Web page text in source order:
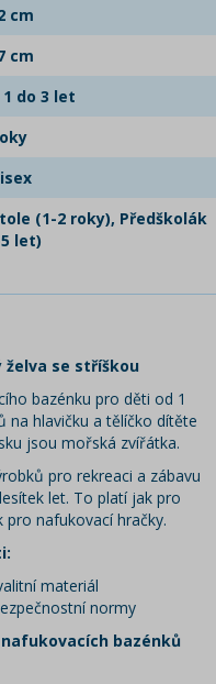
cm
cm
1 do 3 let
(1-2 roky), Předškolák
let)
želva se stříškou
bazénku pro děti od 1
na hlavičku a tělíčko dítěte
jsou mořská zvířátka.
pro rekreaci a zábavu
let. To platí jak pro
nafukovací hračky.
materiál
normy
bazénků